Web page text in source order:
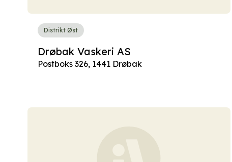
Distrikt Øst
Drøbak Vaskeri AS
Postboks 326, 1441 Drøbak